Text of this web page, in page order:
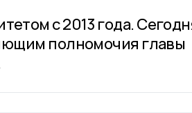
с 2013 года.
полномочия главы